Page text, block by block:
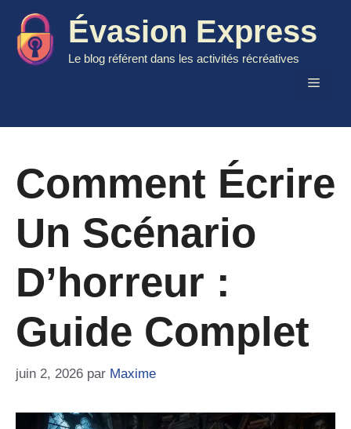
contenu
Évasion Express
Le blog référent dans les activités récréatives
Menu
Comment Écrire
Un Scénario
D’horreur :
Guide Complet
juin 2, 2026 par Maxime